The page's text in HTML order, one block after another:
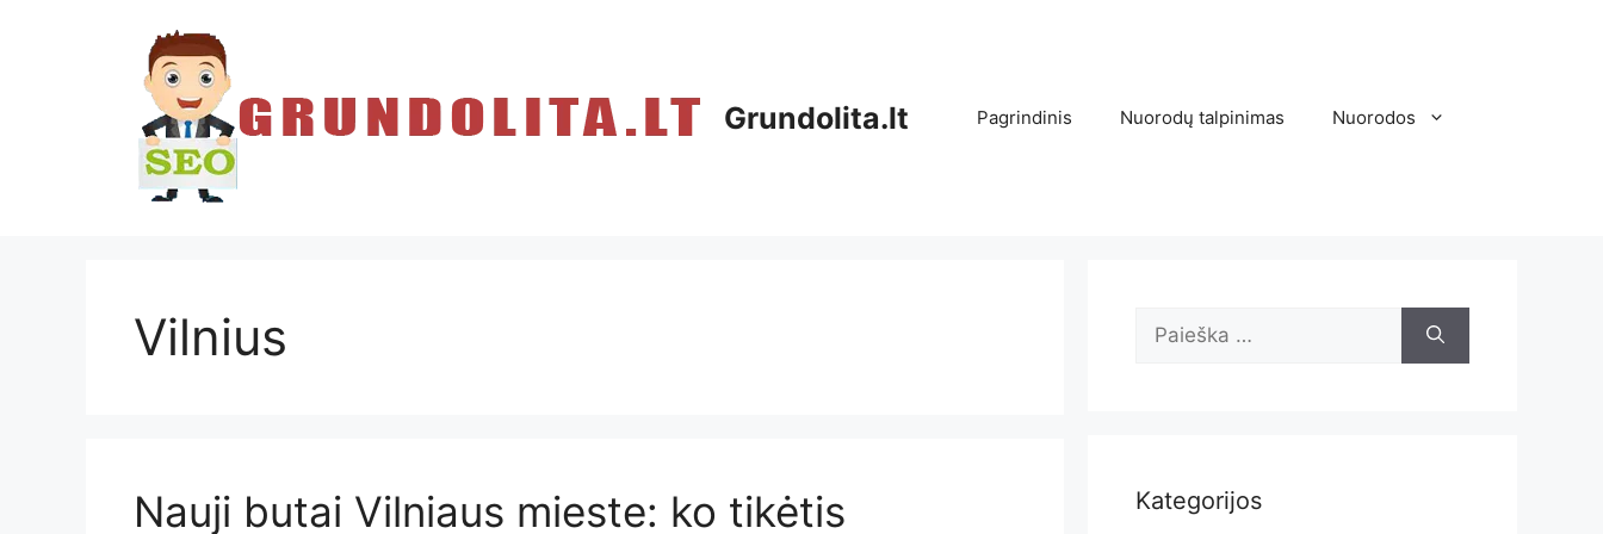
Grundolita.lt Pagrindinis Nuorodų talpinimas Nuorodos
Vilnius
Nauji butai Vilniaus mieste: ko tikėtis
Ieškoti:
Kategorijos